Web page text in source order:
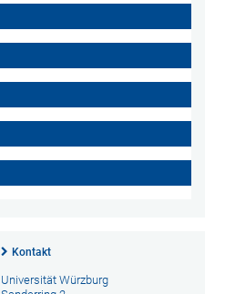
Kontakt
Universität Würzburg